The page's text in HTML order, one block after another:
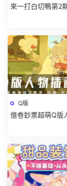
來一打白切鴨第2
2025【畫質高清
刷】
Q版
億卷鈔票超萌Q版
2025【畫質高清